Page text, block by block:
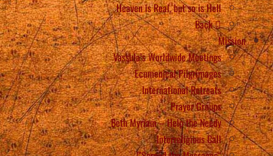
Heaven is Real, but so is Hell
Back
Mission
Vassula’s Worldwide Meetings
Ecumenical Pilgrimages
International Retreats
Prayer Groups
Beth Myriam – Help the Needy
Interreligious Call